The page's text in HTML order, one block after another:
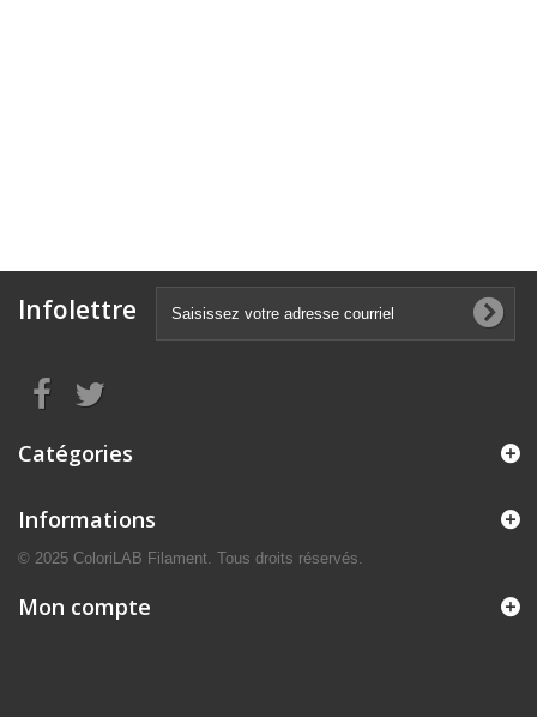
Infolettre
Catégories
Informations
© 2025 ColoriLAB Filament. Tous droits réservés.
Mon compte